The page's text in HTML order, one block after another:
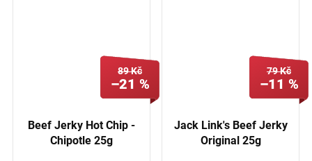
89 Kč
–21 %
Beef Jerky Hot Chip -
Chipotle 25g
79 Kč
–11 %
Jack Link's Beef Jerky
Original 25g